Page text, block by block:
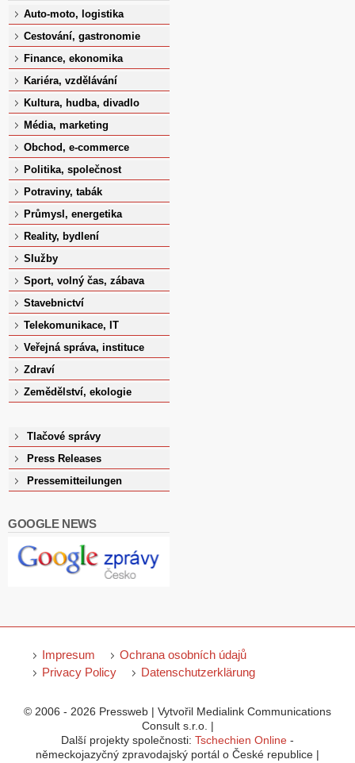
Auto-moto, logistika
Cestování, gastronomie
Finance, ekonomika
Kariéra, vzdělávání
Kultura, hudba, divadlo
Média, marketing
Obchod, e-commerce
Politika, společnost
Potraviny, tabák
Průmysl, energetika
Reality, bydlení
Služby
Sport, volný čas, zábava
Stavebnictví
Telekomunikace, IT
Veřejná správa, instituce
Zdraví
Zemědělství, ekologie
Tlačové správy
Press Releases
Pressemitteilungen
GOOGLE NEWS
Impresum
Ochrana osobních údajů
Privacy Policy
Datenschutzerklärung
© 2006 - 2026 Pressweb | Vytvořil Medialink Communications
Consult s.r.o. |
Další projekty společnosti: Tschechien Online -
německojazyčný zpravodajský portál o České republice |